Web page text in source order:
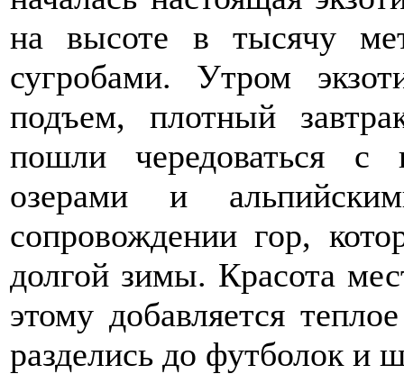
на высоте в тысячу
сугробами. Утром
подъем, плотный
пошли чередоваться с
озерами и
сопровождении гор,
долгой зимы. Красота
этому добавляется
разделись до футболок и